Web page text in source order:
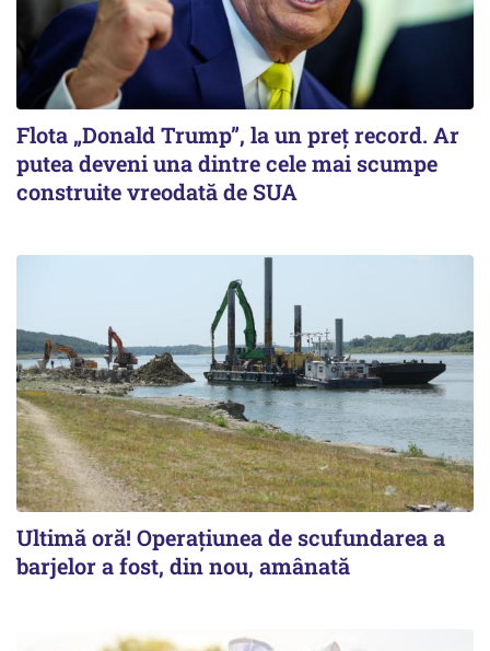
Flota „Donald Trump”, la un preț record. Ar
putea deveni una dintre cele mai scumpe
construite vreodată de SUA
Ultimă oră! Operațiunea de scufundarea a
barjelor a fost, din nou, amânată